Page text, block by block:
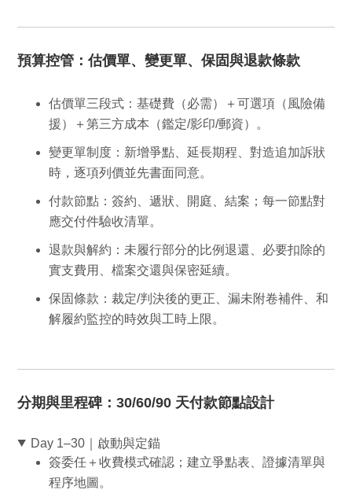
預算控管：估價單、變更單、保固與退款條款
估價單三段式：基礎費（必需）＋可選項（風險備
援）＋第三方成本（鑑定/影印/郵資）。
變更單制度： 新增爭點、延長期程、對造追加訴狀
時，逐項列價並先書面同意。
付款節點：簽約、遞狀、開庭、結案；每一節點對
應交付件驗收清單。
退款與解約： 未履行部分的比例退還、必要扣除的
實支費用、檔案交還與保密延續。
保固條款： 裁定/判決後的更正、漏未附卷補件、和
解履約監控的時效與工時上限。
分期與里程碑：30/60/90 天付款節點設計
Day 1–30｜啟動與定錨
簽委任＋收費模式確認；建立爭點表、證據清單與
程序地圖。